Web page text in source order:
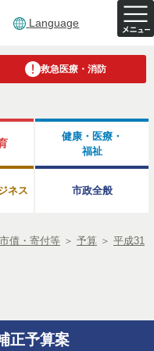
Language
救急医療・消防
健康・医療・
福祉
ネス 市政全般
債・寄付等 ＞ 予算 ＞ 平成31
正予算案